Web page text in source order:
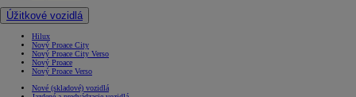
Úžitkové vozidlá
Hilux
Nový Proace City
Nový Proace City Verso
Nový Proace
Nový Proace Verso
Nové (skladové) vozidlá